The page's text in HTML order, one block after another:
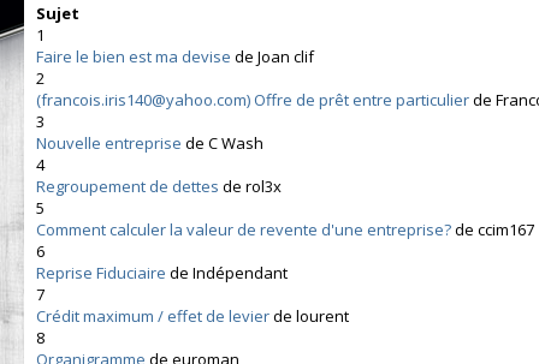
Sujet
1
Faire le bien est ma devise de Joan clif
2
(francois.iris140@yahoo.com) Offre de prêt entre particulierde
3
Nouvelle entreprise de C Wash
4
Regroupement de dettes de rol3x
5
Comment calculer la valeur de revente d'une entreprise?de ccim167
6
Reprise Fiduciaire de Indépendant
7
Crédit maximum / effet de levierde lourent
8
Organigramme de euroman